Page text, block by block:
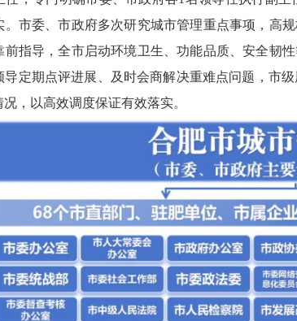
。市委、市政府多次研究城市管理重点事项，高
前指导，全市启动环境卫生、功能品质、安全韧
导定期点评进展、及时会商解决重难点问题，市
，以高效调度保证有效落实。